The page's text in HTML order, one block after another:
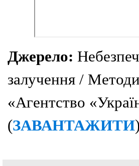
Джерело:
залучення /
«Агентство
(ЗАВАНТАЖИТИ)